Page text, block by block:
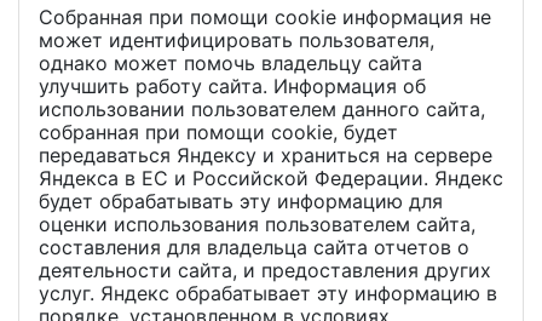
Собранная при помощи cookie информация не
может идентифицировать пользователя,
однако может помочь владельцу сайта
улучшить работу сайта. Информация об
использовании пользователем данного сайта,
собранная при помощи cookie, будет
передаваться Яндексу и храниться на сервере
Яндекса в ЕС и Российской Федерации. Яндекс
будет обрабатывать эту информацию для
оценки использования пользователем сайта,
составления для владельца сайта отчетов о
деятельности сайта, и предоставления других
услуг. Яндекс обрабатывает эту информацию в
порядке, установленном в условиях